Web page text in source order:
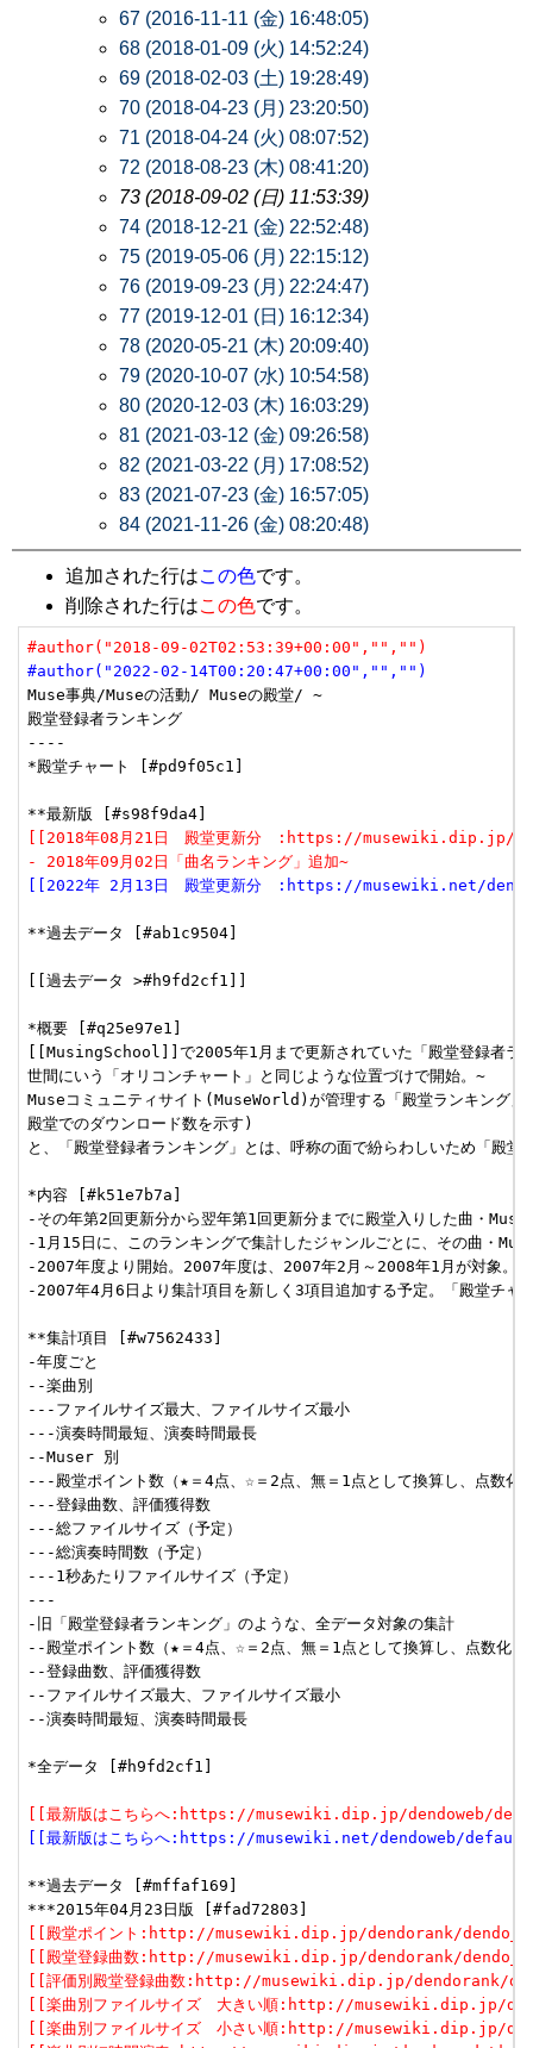
67 (2016-11-11 (金) 16:48:05)
68 (2018-01-09 (火) 14:52:24)
69 (2018-02-03 (土) 19:28:49)
70 (2018-04-23 (月) 23:20:50)
71 (2018-04-24 (火) 08:07:52)
72 (2018-08-23 (木) 08:41:20)
73 (2018-09-02 (日) 11:53:39)
74 (2018-12-21 (金) 22:52:48)
75 (2019-05-06 (月) 22:15:12)
76 (2019-09-23 (月) 22:24:47)
77 (2019-12-01 (日) 16:12:34)
78 (2020-05-21 (木) 20:09:40)
79 (2020-10-07 (水) 10:54:58)
80 (2020-12-03 (木) 16:03:29)
81 (2021-03-12 (金) 09:26:58)
82 (2021-03-22 (月) 17:08:52)
83 (2021-07-23 (金) 16:57:05)
84 (2021-11-26 (金) 08:20:48)
追加された行はこの色です。
削除された行はこの色です。
#author("2018-09-02T02:53:39+00:00","","")
#author("2022-02-14T00:20:47+00:00","","")
Muse事典/Museの活動/ Museの殿堂/ ~
殿堂登録者ランキング
----
*殿堂チャート [#pd9f05c1]
[[2018年08月21日　殿堂更新分　:https://musewiki.dip.jp/
- 2018年09月02日「曲名ランキング」追加~
[[2022年 2月13日　殿堂更新分　:https://musewiki.net/
**過去データ [#ab1c9504]
[[過去データ >#h9fd2cf1]]
*概要 [#q25e97e1]
[[MusingSchool]]で2005年1月まで更新されていた「殿堂登録者ラ
世間にいう「オリコンチャート」と同じような位置づけで開始。~
Museコミュニティサイト(MuseWorld)が管理する「殿堂ランキング」
殿堂でのダウンロード数を示す)
と、「殿堂登録者ランキング」とは、呼称の面で紛らわしいため「殿堂
*内容 [#k51e7b7a]
-その年第2回更新分から翌年第1回更新分までに殿堂入りした曲・
-1月15日に、このランキングで集計したジャンルごとに、その曲・
-2007年度より開始。2007年度は、2007年2月～2008年1月が対象。
-2007年4月6日より集計項目を新しく3項目追加する予定。「殿堂チャ
**集計項目 [#w7562433]
-年度ごと
--楽曲別
---ファイルサイズ最大、ファイルサイズ最小
---演奏時間最短、演奏時間最長
--Muser 別
---殿堂ポイント数（★＝4点、☆＝2点、無＝1点として換算し、点数化
---登録曲数、評価獲得数
---総ファイルサイズ（予定）
---総演奏時間数（予定）
---1秒あたりファイルサイズ（予定）
---
-旧「殿堂登録者ランキング」のような、全データ対象の集計
--殿堂ポイント数（★＝4点、☆＝2点、無＝1点として換算し、点数化し
--登録曲数、評価獲得数
--ファイルサイズ最大、ファイルサイズ最小
--演奏時間最短、演奏時間最長
*全データ [#h9fd2cf1]
[[最新版はこちらへ:https://musewiki.dip.jp/dendoweb/
[[最新版はこちらへ:https://musewiki.net/dendoweb/
**過去データ [#mffaf169]
[[殿堂ポイント:http://musewiki.dip.jp/dendorank/
[[殿堂登録曲数:http://musewiki.dip.jp/dendorank/
[[評価別殿堂登録曲数:http://musewiki.dip.jp/dendorank/
[[楽曲別ファイルサイズ　大きい順:http://musewiki.dip.jp/
[[楽曲別ファイルサイズ　小さい順:http://musewiki.dip.jp/